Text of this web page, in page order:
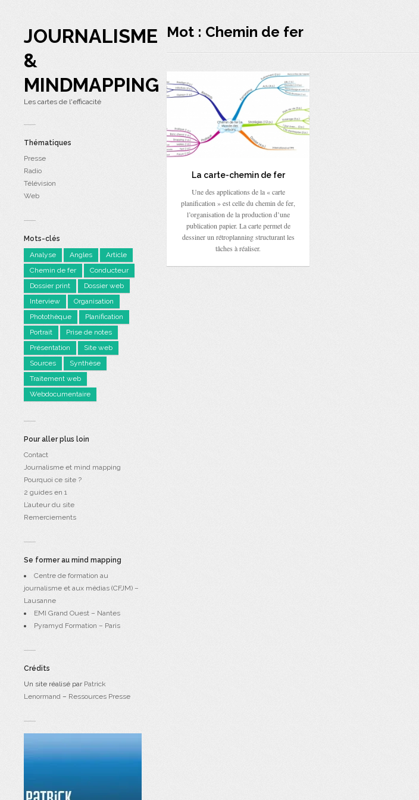
JOURNALISME
&
MINDMAPPING
Les cartes de l'efficacité
Thématiques
Presse
Radio
Télévision
Web
Mots-clés
Analyse
Angles
Article
Chemin de fer
Conducteur
Dossier print
Dossier web
Interview
Organisation
Photothèque
Planification
Portrait
Prise de notes
Présentation
Site web
Sources
Synthèse
Traitement web
Webdocumentaire
Pour aller plus loin
Contact
Journalisme et mind mapping
Pourquoi ce site ?
2 guides en 1
L’auteur du site
Remerciements
Se former au mind mapping
Centre de formation au
journalisme et aux médias (CFJM) –
Lausanne
EMI Grand Ouest – Nantes
Pyramyd Formation – Paris
Crédits
Un site réalisé par Patrick
Lenormand – Ressources Presse
Mot : Chemin de fer
La carte-chemin de fer
Une des applications de la « carte
planification » est celle du chemin de fer,
l’organisation de la production d’une
publication papier. La carte permet de
dessiner un rétroplanning structurant les
tâches à réaliser.